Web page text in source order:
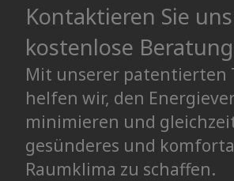
Kontaktieren Sie
kostenlose Beratung
Mit unserer patentierten
helfen wir, den
minimieren und
gesünderes und
Raumklima zu schaffen.